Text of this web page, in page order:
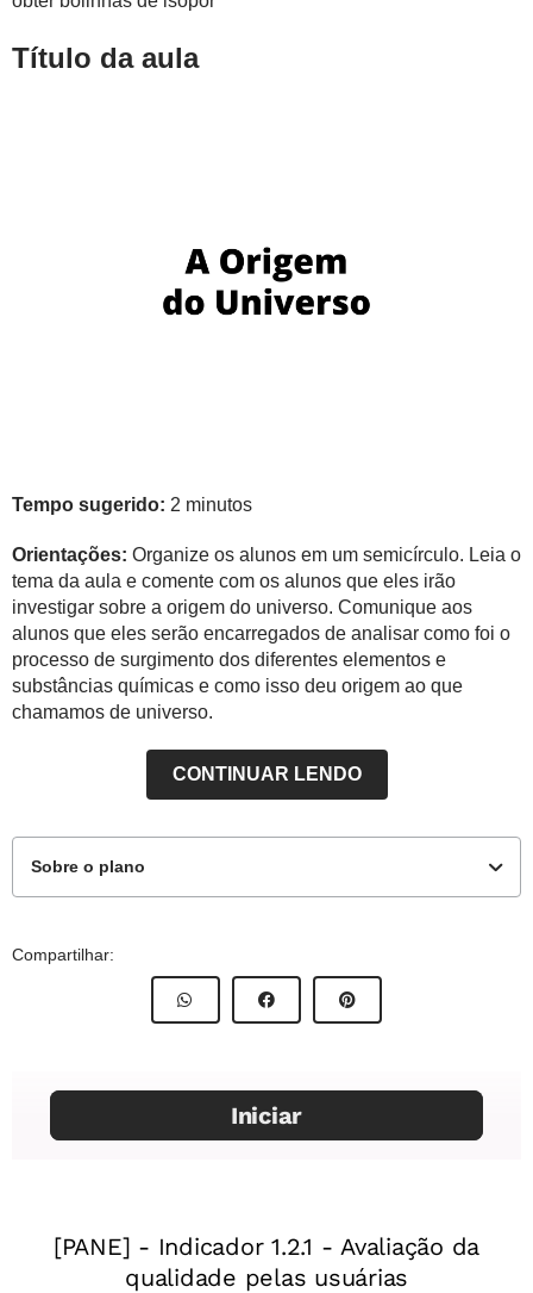
Título da aula
Tempo sugerido: 2 minutos
Orientações: Organize os alunos em um semicírculo. Leia o
tema da aula e comente com os alunos que eles irão
investigar sobre a origem do universo. Comunique aos
alunos que eles serão encarregados de analisar como foi o
processo de surgimento dos diferentes elementos e
substâncias químicas e como isso deu origem ao que
chamamos de universo.
CONTINUAR LENDO
Sobre o plano
9º Ano
Objetivos de aprendizagem
Habilidade da Base Nacional Comum Curricular
Solar, às necessidades de distintas culturas (agricultura,
caça, mito, orientação espacial e temporal etc.).
Compartilhar: